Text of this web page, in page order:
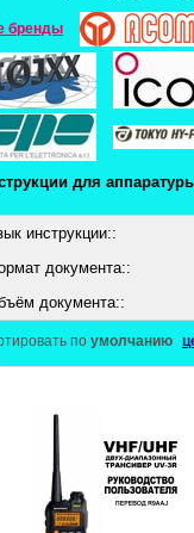
бренды
для
инструкции::
документа::
документа::
по умолчанию